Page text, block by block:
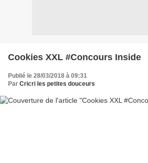
Cookies XXL #Concours Inside
Publié le 28/03/2018 à 09:31
Par Cricri les petites douceurs